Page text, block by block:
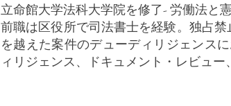
立命館大学法科大学院を修了- 労働法と
前職は区役所で司法書士を経験。独占
を越えた案件のデューディリジェンス
ィリジェンス、ドキュメント・レビュ